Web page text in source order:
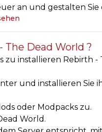
an und gestalten
Dead World ?
zu installieren Rebirth
und installieren Sie
oder Modpacks zu.
World.